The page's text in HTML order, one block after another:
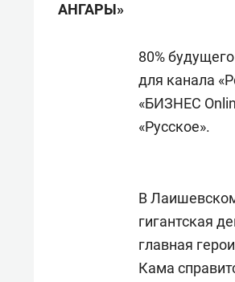
АНГАРЫ»
80%
для канала
«БИЗНЕС
«Русское».
В
гигантская
главная
Кама